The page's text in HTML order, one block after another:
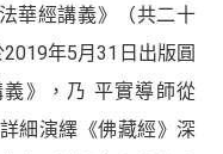
華經講義》（共二十
年5月31日出版圓
》，乃 平實導師從
細演繹《佛藏經》深